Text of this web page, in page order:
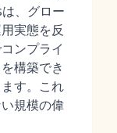
、グロー
実態を反
ンプライ
構築でき
す。これ
規模の偉